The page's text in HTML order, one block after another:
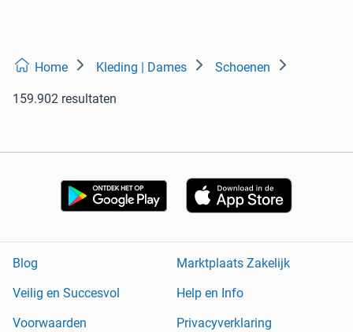
Home Kleding | Dames Schoenen
159.902 resultaten
Blog
Marktplaats Zakelijk
Veilig en Succesvol
Help en Info
Voorwaarden
Privacyverklaring